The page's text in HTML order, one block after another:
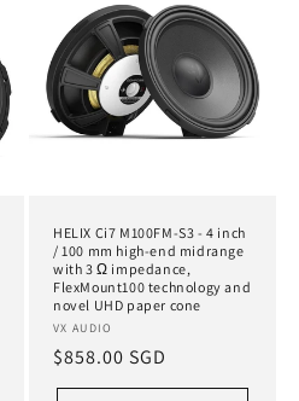
HELIX Ci7 M100FM-S3 - 4 inch
/ 100 mm high-end midrange
with 3 Ω impedance,
FlexMount100 technology and
novel UHD paper cone
厂
商：
VX AUDIO
常
规
$858.00 SGD